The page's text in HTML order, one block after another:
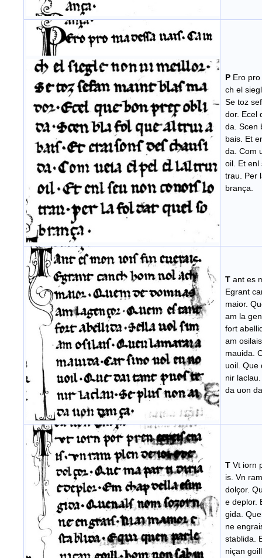
P Ero
ch el
Se toz
dor. Ecel
da. Scen
bais. Et
da. Com
oil. Et enl
trau. Per
brança.
T ant es
Egrant
maior.
am la
fort
am
mauida.
uoil. Que
nir
da uon
T Vt iorn
is. Vn
dolçor.
e deplor.
gida.
ne
stablida.
niçan